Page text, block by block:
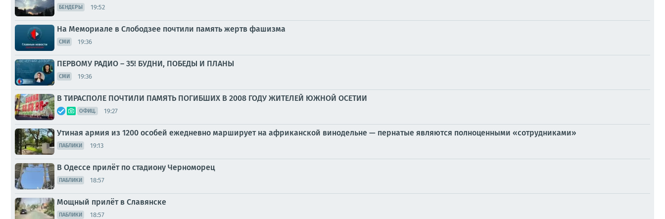
БЕНДЕРЫ 19:52
На Мемориале в Слободзее почтили память жертв фашизма
СМИ 19:36
ПЕРВОМУ РАДИО – 35! БУДНИ, ПОБЕДЫ И ПЛАНЫ
СМИ 19:36
В ТИРАСПОЛЕ ПОЧТИЛИ ПАМЯТЬ ПОГИБШИХ В 2008 ГОДУ ЖИТЕЛЕЙ ЮЖНОЙ ОСЕТИИ
ОФИЦ. 19:27
Утиная армия из 1200 особей ежедневно марширует на африканской винодельне — пернатые являются полноценными «сотрудниками»
ПАБЛИКИ 19:13
В Одессе прилёт по стадиону Черноморец
ПАБЛИКИ 18:57
Мощный прилёт в Славянске
ПАБЛИКИ 18:57